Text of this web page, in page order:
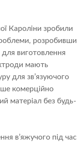
Кароліни зробили
розробивши
виготовлення
мають
для зв’язуючого
комерційно
матеріал без будь-
в’яжучого під час